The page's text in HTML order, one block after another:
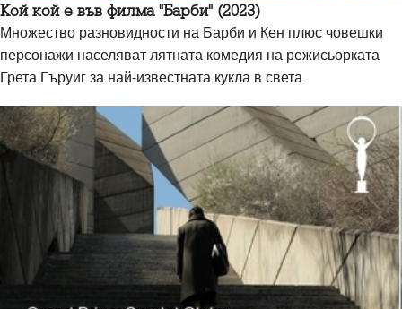
Кой кой е във филма "Барби" (2023)
Множество разновидности на Барби и Кен плюс човешки
персонажи населяват лятната комедия на режисьорката
Грета Гъруиг за най-известната кукла в света